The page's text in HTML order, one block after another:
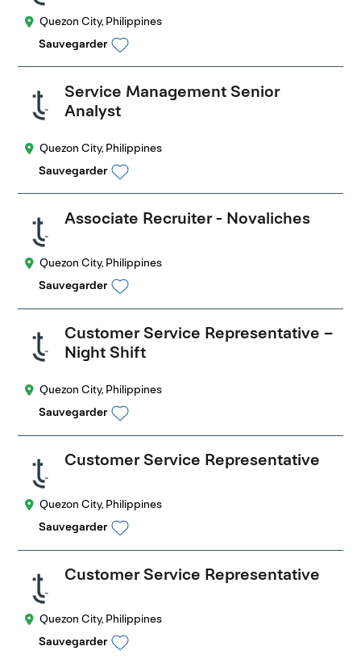
Quezon City, Philippines
Sauvegarder
Service Management Senior
Analyst
Quezon City, Philippines
Sauvegarder
Associate Recruiter - Novaliches
Quezon City, Philippines
Sauvegarder
Customer Service Representative –
Night Shift
Quezon City, Philippines
Sauvegarder
Customer Service Representative
Quezon City, Philippines
Sauvegarder
Customer Service Representative
Quezon City, Philippines
Sauvegarder